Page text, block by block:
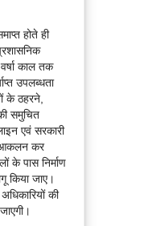
होते ही
काल तक
उपलब्धता
के ठहरने,
समुचित
एवं सरकारी
आकलन कर
के पास निर्माण
किया जाए।
की